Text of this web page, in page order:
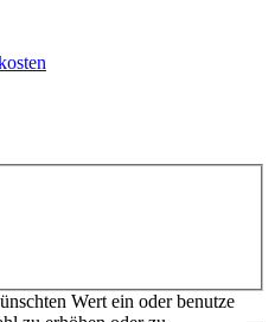
Wert ein oder benutze